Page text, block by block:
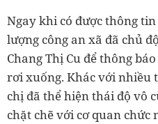
Ngay khi có được thông
lượng công an xã đã chủ
Chang Thị Cu để thông
rơi xuống. Khác với nhiều
chị đã thể hiện thái độ vô
chặt chẽ với cơ quan chức